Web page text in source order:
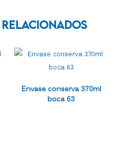
Envase conserva 370ml
boca 63